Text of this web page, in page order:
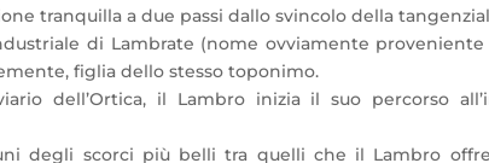
tranquilla a due passi dallo svincolo della
di Lambrate (nome ovviamente
figlia dello stesso toponimo.
dell’Ortica, il Lambro inizia il suo percorso
degli scorci più belli tra quelli che il Lambro